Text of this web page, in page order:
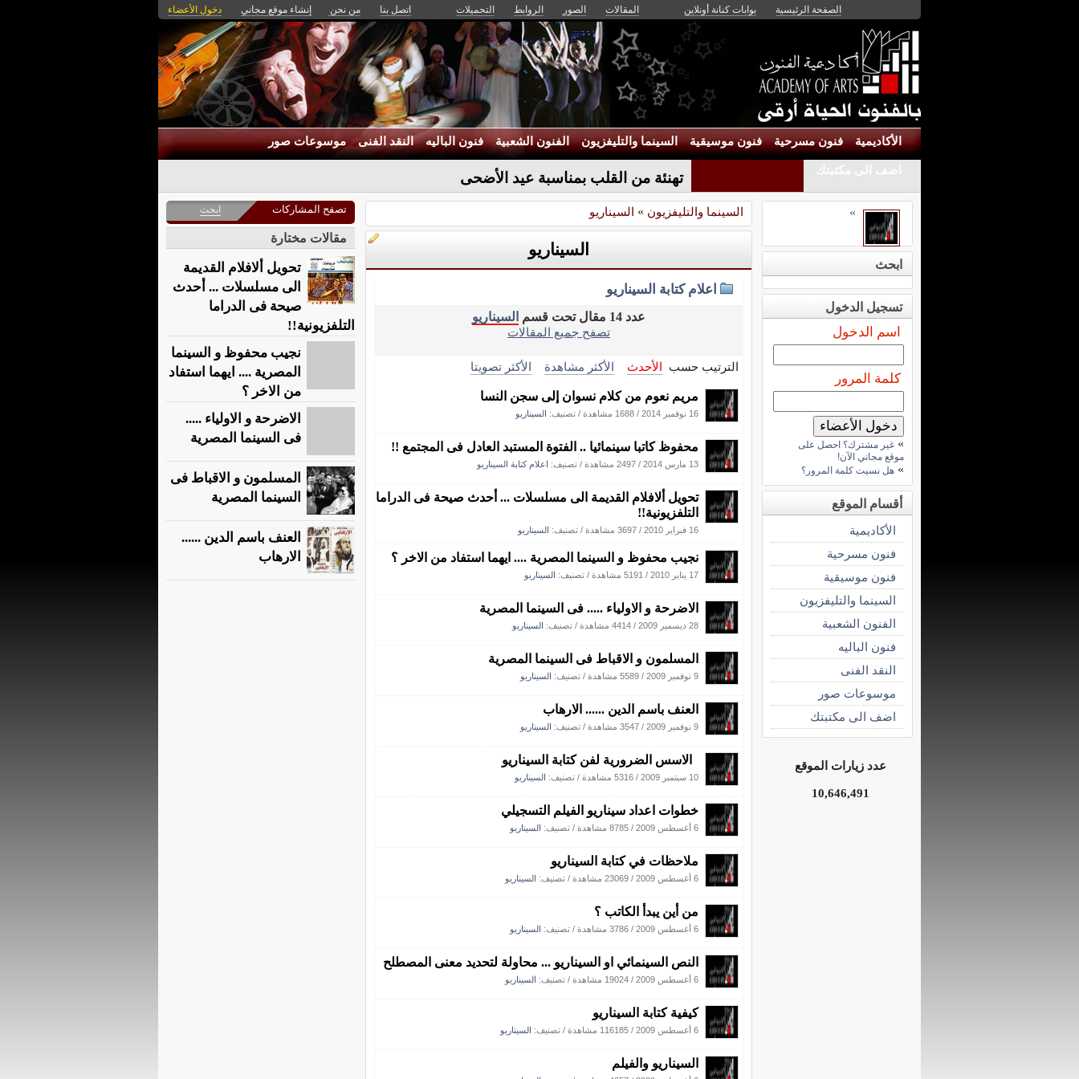
الصفحة الرئيسية بوابات كنانة أونلاين المقالات الصور الروابط التحميلات اتصل بنا من نحن إنشاء موقع مجاني دخول الأعضاء
الأكاديمية فنون مسرحية فنون موسيقية السينما والتليفزيون الفنون الشعبية فنون الباليه النقد الفنى موسوعات صور
اضف الى مكتبتك تهنئة من القلب بمناسبة عيد الأضحى
السينما والتليفزيون » السيناريو
السيناريو
اعلام كتابة السيناريو
عدد 14 مقال تحت قسم
السيناريو
تصفح جميع المقالات
الترتيب حسب الأحدث الأكثر مشاهدة الأكثر تصويتا
مريم نعوم من كلام نسوان إلى سجن النسا
16 نوفمبر 2014 / 1688 مشاهدة / تصنيف: السيناريو
محفوظ كاتبا سينمائيا .. الفتوة المستبد العادل فى المجتمع !!
13 مارس 2014 / 2497 مشاهدة / تصنيف: اعلام كتابة السيناريو
تحويل ألافلام القديمة الى مسلسلات ... أحدث صيحة فى الدراما
التلفزيونية!!
16 فبراير 2010 / 3697 مشاهدة / تصنيف: السيناريو
نجيب محفوظ و السينما المصرية .... ايهما استفاد من الاخر ؟
17 يناير 2010 / 5191 مشاهدة / تصنيف: السيناريو
الاضرحة و الاولياء ..... فى السينما المصرية
28 ديسمبر 2009 / 4414 مشاهدة / تصنيف: السيناريو
المسلمون و الاقباط فى السينما المصرية
9 نوفمبر 2009 / 5589 مشاهدة / تصنيف: السيناريو
العنف باسم الدين ...... الارهاب
9 نوفمبر 2009 / 3547 مشاهدة / تصنيف: السيناريو
الاسس الضرورية لفن كتابة السيناريو
10 سبتمبر 2009 / 5316 مشاهدة / تصنيف: السيناريو
خطوات اعداد سيناريو الفيلم التسجيلي
6 أغسطس 2009 / 8785 مشاهدة / تصنيف: السيناريو
ملاحظات في كتابة السيناريو
6 أغسطس 2009 / 23069 مشاهدة / تصنيف: السيناريو
من أين يبدأ الكاتب ؟
6 أغسطس 2009 / 3786 مشاهدة / تصنيف: السيناريو
النص السينمائي او السيناريو ... محاولة لتحديد معنى المصطلح
6 أغسطس 2009 / 19024 مشاهدة / تصنيف: السيناريو
كيفية كتابة السيناريو
6 أغسطس 2009 / 116185 مشاهدة / تصنيف: السيناريو
السيناريو والفيلم
»
ابحث
تسجيل الدخول
اسم الدخول
كلمة المرور
» غير مشترك؟ احصل على
موقع مجاني الآن!
» هل نسيت كلمة المرور؟
أقسام الموقع
الأكاديمية
فنون مسرحية
فنون موسيقية
السينما والتليفزيون
الفنون الشعبية
فنون الباليه
النقد الفنى
موسوعات صور
اضف الى مكتبتك
عدد زيارات الموقع
10,646,491
تصفح المشاركات ابحث
مقالات مختارة
تحويل ألافلام القديمة
الى مسلسلات ... أحدث
صيحة فى الدراما
التلفزيونية!!
نجيب محفوظ و السينما
المصرية .... ايهما استفاد
من الاخر ؟
الاضرحة و الاولياء .....
فى السينما المصرية
المسلمون و الاقباط فى
السينما المصرية
العنف باسم الدين ......
الارهاب